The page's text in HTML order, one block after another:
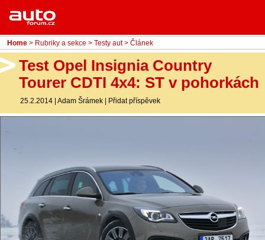
Home
Rubriky
- Testy aut
- Jízdní dojmy a další testy
- Život řidiče
- Tuning
- Technika
Home > Rubriky a sekce > Testy aut> Článek
Test Opel Insignia Country
Tourer CDTI 4x4: ST v pohorkách
25.2.2014 | Adam Šrámek | Přidat příspěvek